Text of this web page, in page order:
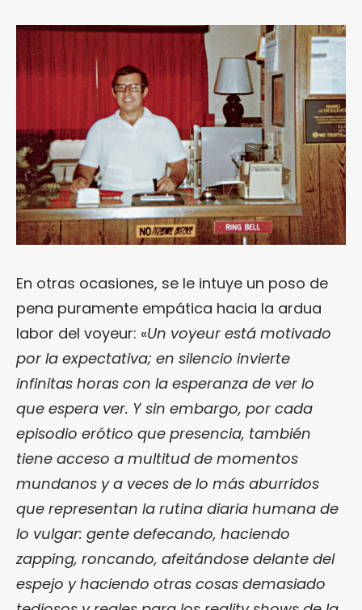
En otras ocasiones, se le intuye un poso de
pena puramente empática hacia la ardua
labor del voyeur: «Un voyeur está motivado
por la expectativa; en silencio invierte
infinitas horas con la esperanza de ver lo
que espera ver. Y sin embargo, por cada
episodio erótico que presencia, también
tiene acceso a multitud de momentos
mundanos y a veces de lo más aburridos
que representan la rutina diaria humana de
lo vulgar: gente defecando, haciendo
zapping, roncando, afeitándose delante del
espejo y haciendo otras cosas demasiado